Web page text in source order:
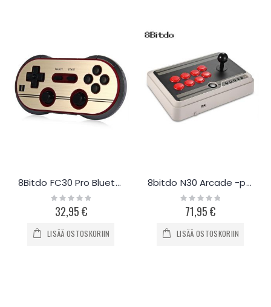
8Bitdo FC30 Pro Bluetooth peliohjain (PC-Mac)
Rating:
0%
32,95 €
LISÄÄ OSTOSKORIIN
8bitdo N30 Arcade -peliohjain
Rating:
0%
71,95 €
LISÄÄ OSTOSKORIIN